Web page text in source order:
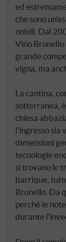
ed
che sono
nobili. Dal
Vino
grande
vigna, ma
La cantina,
sotterranea,
chiesa
l'ingresso sia
dimensioni
tecnologie
si trovano le
barrique,
Brunello. Da
perché le
durante